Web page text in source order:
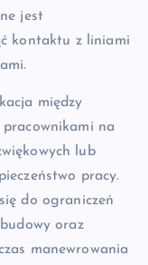
jest
kontaktu z liniami
między
na
lub
pracy.
do ograniczeń
oraz
manewrowania